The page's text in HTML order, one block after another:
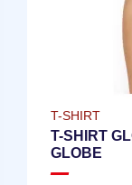
T-SHIRT
T-SHIRT
GLOBE